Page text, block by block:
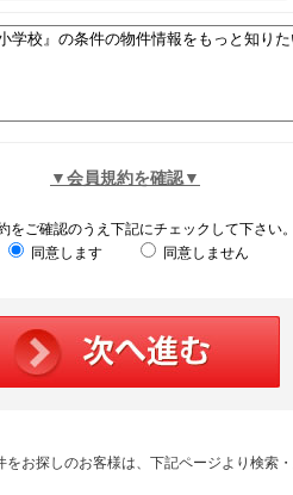
▼会員規約を確認▼
をご確認のうえ下記にチェックして下さい。
同意します
同意しません
をお探しのお客様は、下記ページより検索